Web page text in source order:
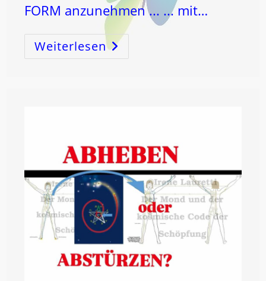
FORM anzunehmen ... ... mit…
WeiterlesenNEUMOND
IM
WIDDER!